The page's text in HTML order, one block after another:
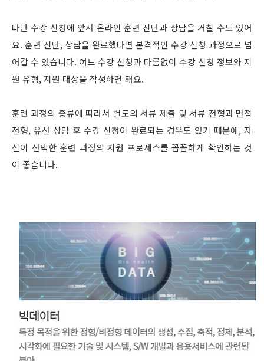
다만 수강 신청에 앞서 온라인 훈련 진단과 상담을 거칠 수도 있어
요. 훈련 진단, 상담을 완료했다면 본격적인 수강 신청 과정으로 넘
어갈 수 있습니다. 여느 수강 신청과 다름없이 수강 신청 정보와 지
원 유형, 지원 대상을 작성하면 돼요.
훈련 과정의 종류에 따라서 별도의 서류 제출 및 서류 전형과 면접
전형, 유선 상담 후 수강 신청이 완료되는 경우도 있기 때문에, 자
신이 선택한 훈련 과정의 지원 프로세스를 꼼꼼하게 확인하는 것
이 좋습니다.